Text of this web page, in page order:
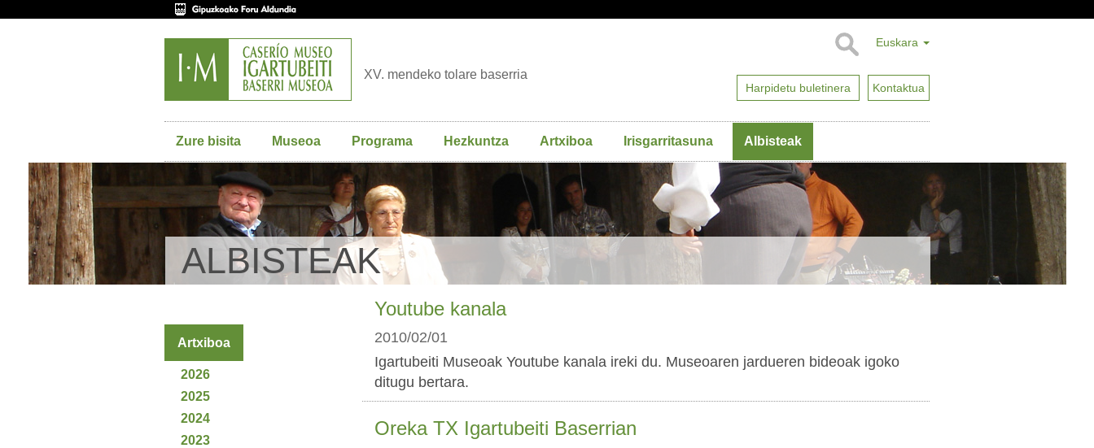
Euskara
Harpidetu buletinera Kontaktua
XV. mendeko tolare baserria
Zure bisita Museoa Programa Hezkuntza Artxiboa Irisgarritasuna Albisteak
ALBISTEAK
Youtube kanala
2010/02/01
Igartubeiti Museoak Youtube kanala ireki du. Museoaren jardueren bideoak igoko
ditugu bertara.
Oreka TX Igartubeiti Baserrian
Artxiboa
2026
2025
2024
2023